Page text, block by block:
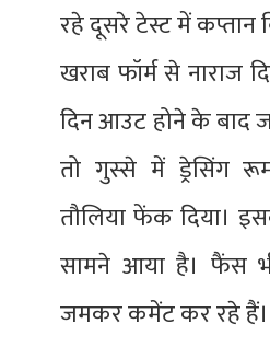
रहे दूसरे टेस्ट में कप्तान
खराब फॉर्म से नाराज
दिन आउट होने के बाद
तो गुस्से में ड्रेसिंग
तौलिया फेंक दिया।
सामने आया है। फैंस
जमकर कमेंट कर रहे हैं।